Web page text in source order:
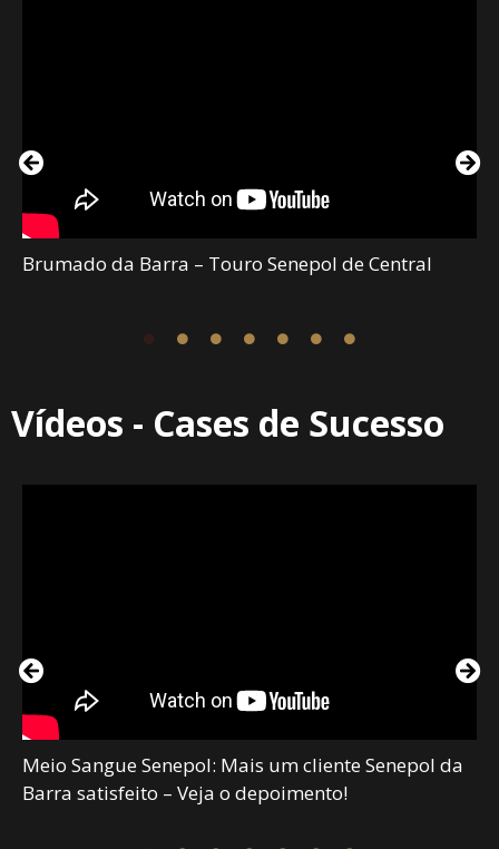
Brumado da Barra – Touro Senepol de Central
Vídeos - Cases de Sucesso
Meio Sangue Senepol: Mais um cliente Senepol da
Barra satisfeito – Veja o depoimento!